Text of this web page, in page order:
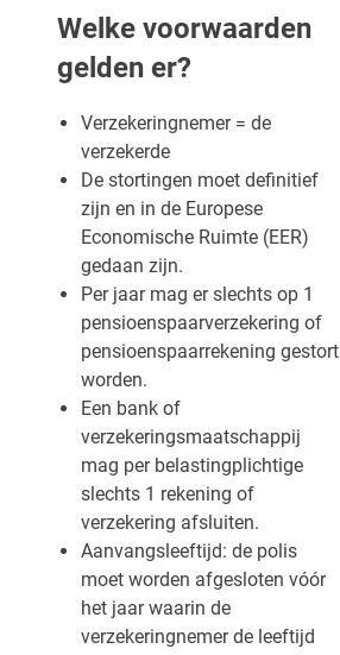
Welke voorwaarden
gelden er?
Verzekeringnemer = de
verzekerde
De stortingen moet definitief
zijn en in de Europese
Economische Ruimte (EER)
gedaan zijn.
Per jaar mag er slechts op 1
pensioenspaarverzekering of
pensioenspaarrekening gestort
worden.
Een bank of
verzekeringsmaatschappij
mag per belastingplichtige
slechts 1 rekening of
verzekering afsluiten.
Aanvangsleeftijd: de polis
moet worden afgesloten vóór
het jaar waarin de
verzekeringnemer de leeftijd